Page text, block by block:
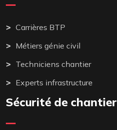
Carrières BTP
Métiers génie civil
Techniciens chantier
Experts infrastructure
Sécurité de chantier